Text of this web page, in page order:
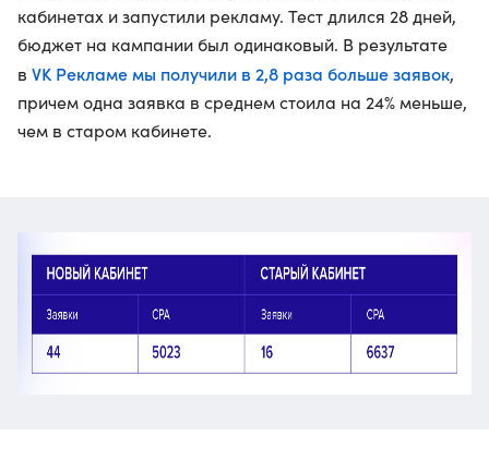
кабинетах и запустили рекламу. Тест длился 28 дней,
бюджет на кампании был одинаковый. В результате
в VK Рекламе мы получили в 2,8 раза больше заявок,
причем одна заявка в среднем стоила на 24% меньше,
чем в старом кабинете.